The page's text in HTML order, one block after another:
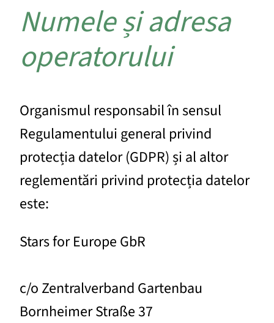
Numele și adresa
operatorului
Organismul responsabil în sensul
Regulamentului general privind
protecția datelor (GDPR) și al altor
reglementări privind protecția datelor
este:
Stars for Europe GbR
c/o Zentralverband Gartenbau
Bornheimer Straße 37